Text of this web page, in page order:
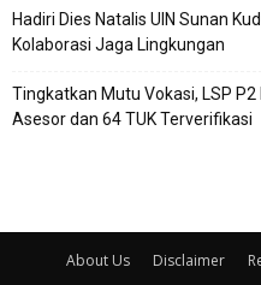
Hadiri Dies Natalis UIN Sunan
Kolaborasi Jaga Lingkungan
Tingkatkan Mutu Vokasi, LSP
Asesor dan 64 TUK Terverifikasi
About Us Disclaimer